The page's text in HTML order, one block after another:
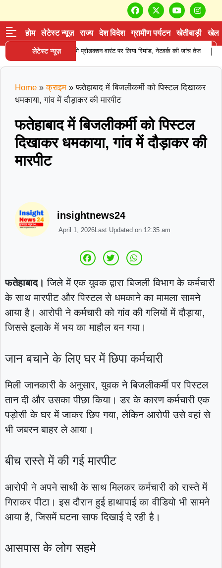
होम लेटेस्ट न्यूज़ राज्य देश विदेश ग्रामीण पर्यटन खेतीबाड़ी खेल
लेटेस्ट न्यूज़
सप्लाई करने वाले आरोपी को प्रोडक्शन वारंट पर लिया रिमांड, नेटवर्क की जांच तेज
Home » क्राइम »फतेहाबाद में बिजलीकर्मी को पिस्टल दिखाकर
धमकाया, गांव में दौड़ाकर की मारपीट
फतेहाबाद में बिजलीकर्मी को पिस्टल
दिखाकर धमकाया, गांव में दौड़ाकर की
मारपीट
insightnews24
April 1, 2026Last Updated on 12:35 am
फतेहाबाद। जिले में एक युवक द्वारा बिजली विभाग के कर्मचारी
के साथ मारपीट और पिस्टल से धमकाने का मामला सामने
आया है। आरोपी ने कर्मचारी को गांव की गलियों में दौड़ाया,
जिससे इलाके में भय का माहौल बन गया।
जान बचाने के लिए घर में छिपा कर्मचारी
मिली जानकारी के अनुसार, युवक ने बिजलीकर्मी पर पिस्टल
तान दी और उसका पीछा किया। डर के कारण कर्मचारी एक
पड़ोसी के घर में जाकर छिप गया, लेकिन आरोपी उसे वहां से
भी जबरन बाहर ले आया।
बीच रास्ते में की गई मारपीट
आरोपी ने अपने साथी के साथ मिलकर कर्मचारी को रास्ते में
गिराकर पीटा। इस दौरान हुई हाथापाई का वीडियो भी सामने
आया है, जिसमें घटना साफ दिखाई दे रही है।
आसपास के लोग सहमे